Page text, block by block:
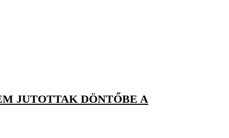
JUTOTTAK DÖNTŐBE A